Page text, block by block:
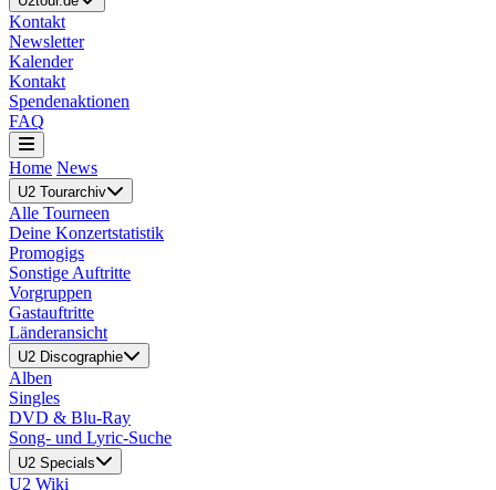
Kontakt
Newsletter
Kalender
Kontakt
Spendenaktionen
FAQ
Home News
U2 Tourarchiv
Alle Tourneen
Deine Konzertstatistik
Promogigs
Sonstige Auftritte
Vorgruppen
Gastauftritte
Länderansicht
U2 Discographie
Alben
Singles
DVD & Blu-Ray
Song- und Lyric-Suche
U2 Specials
U2 Wiki